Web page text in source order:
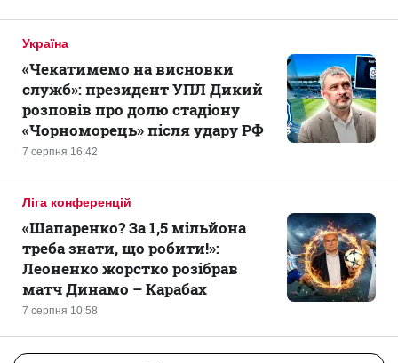
Україна
7 серпня 16:42
«Чекатимемо на висновки
служб»: президент УПЛ Дикий
розповів про долю стадіону
«Чорноморець» після удару РФ
Ліга конференцій
7 серпня 10:58
«Шапаренко? За 1,5 мільйона
треба знати, що робити!»:
Леоненко жорстко розібрав
матч Динамо – Карабах